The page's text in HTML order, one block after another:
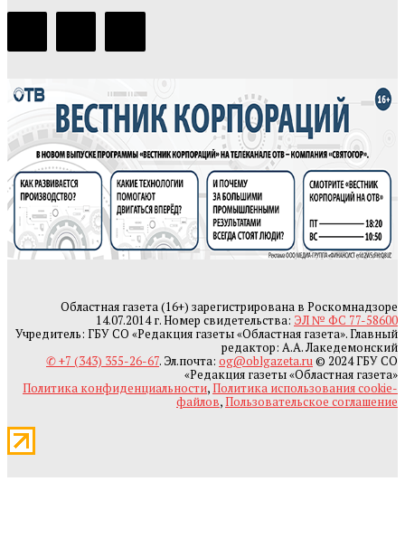
Областная газета (16+) зарегистрирована в Роскомнадзоре
14.07.2014 г. Номер свидетельства: ЭЛ № ФС 77-58600
Учредитель: ГБУ СО «Редакция газеты «Областная газета». Главный
редактор: А.А. Лакедемонский
✆ +7 (343) 355-26-67. Эл.почта: og@oblgazeta.ru© 2024 ГБУ СО
«Редакция газеты «Областная газета»
Политика конфиденциальности,Политика использования cookie-
файлов,Пользовательское соглашение